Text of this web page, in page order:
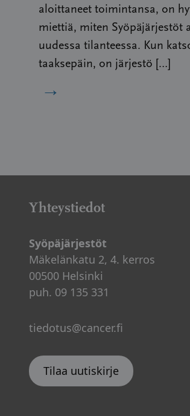
aloittaneet toimintansa, on
miettiä, miten Syöpäjärjestöt
uudessa tilanteessa. Kun
taaksepäin, on järjestö […]
→
Yhteystiedot
Syöpäjärjestöt
Mäkelänkatu 2, 4. kerros
00500 Helsinki
puh. 09 135 331
tiedotus@cancer.fi
Tilaa uutiskirje